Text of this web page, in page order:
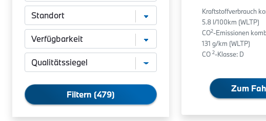
Filtern (479)
Kraftstoffverbrauch
5.8 l/100km (WLTP)
CO2-Emissionen
131 g/km (WLTP)
CO 2-Klasse: D
Zum